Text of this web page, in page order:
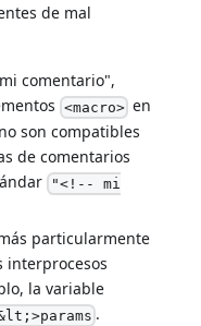
de mal
comentario",
<macro> en
son compatibles
de comentarios
"<!-- mi
particularmente
interprocesos
la variable
.